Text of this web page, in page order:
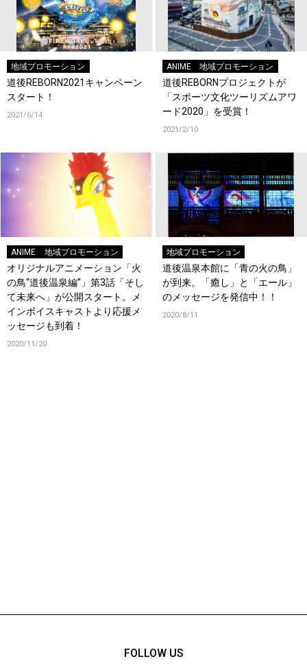
地域プロモーション
道後REBORN2021キャンペーン
スタート！
2021/6/14
ANIME 地域プロモーション
道後REBORNプロジェクトが
「スポーツ文化ツーリズムアワ
ード2020」を受賞！
2021/2/10
ANIME 地域プロモーション
オリジナルアニメーション「火
の鳥“道後温泉編”」第3話「そし
て未来へ」が公開スタート。メ
インボイスキャストより応援メ
ッセージも到着！
2020/11/20
地域プロモーション
道後温泉本館に「青の火の鳥」
が到来。「癒し」と「エール」
のメッセージを発信中！！
2020/8/11
FOLLOW US